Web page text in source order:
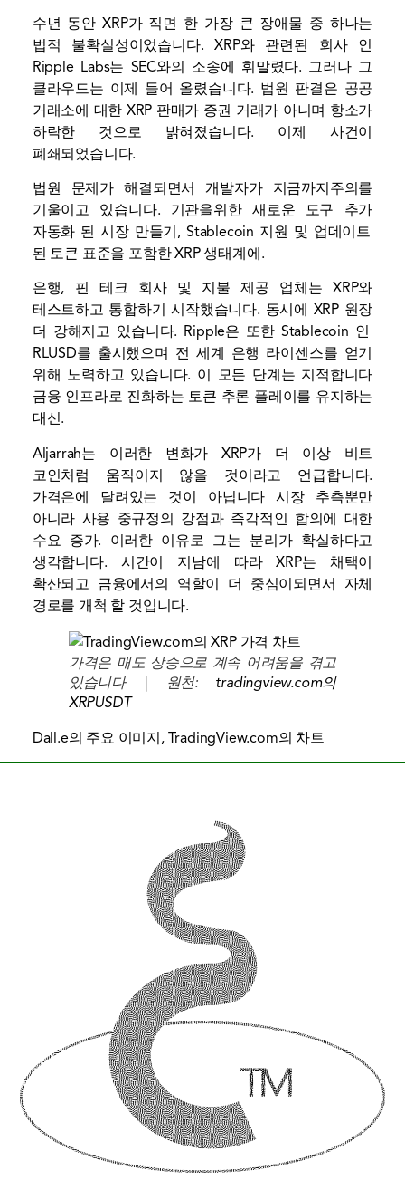
수년 동안 XRP가 직면 한 가장 큰 장애물 중 하나는
법적 불확실성이었습니다. XRP와 관련된 회사 인
Ripple Labs는 SEC와의 소송에 휘말렸다. 그러나 그
클라우드는 이제 들어 올렸습니다. 법원 판결은 공공
거래소에 대한 XRP 판매가 증권 거래가 아니며 항소가
하락한 것으로 밝혀졌습니다. 이제 사건이
폐쇄되었습니다.
법원 문제가 해결되면서 개발자가 지금까지주의를
기울이고 있습니다. 기관을위한 새로운 도구 추가
자동화 된 시장 만들기, Stablecoin 지원 및 업데이트
된 토큰 표준을 포함한 XRP 생태계에.
은행, 핀 테크 회사 및 지불 제공 업체는 XRP와
테스트하고 통합하기 시작했습니다. 동시에 XRP 원장
더 강해지고 있습니다. Ripple은 또한 Stablecoin 인
RLUSD를 출시했으며 전 세계 은행 라이센스를 얻기
위해 노력하고 있습니다. 이 모든 단계는 지적합니다
금융 인프라로 진화하는 토큰 추론 플레이를 유지하는
대신.
Aljarrah는 이러한 변화가 XRP가 더 이상 비트
코인처럼 움직이지 않을 것이라고 언급합니다.
가격은에 달려있는 것이 아닙니다시장 추측뿐만
아니라 사용 중규정의 강점과 즉각적인 합의에 대한
수요 증가. 이러한 이유로 그는 분리가 확실하다고
생각합니다. 시간이 지남에 따라 XRP는 채택이
확산되고 금융에서의 역할이 더 중심이되면서 자체
경로를 개척 할 것입니다.
가격은 매도 상승으로 계속 어려움을 겪고
있습니다 | 원천: tradingview.com의
XRPUSDT
Dall.e의 주요 이미지, TradingView.com의 차트